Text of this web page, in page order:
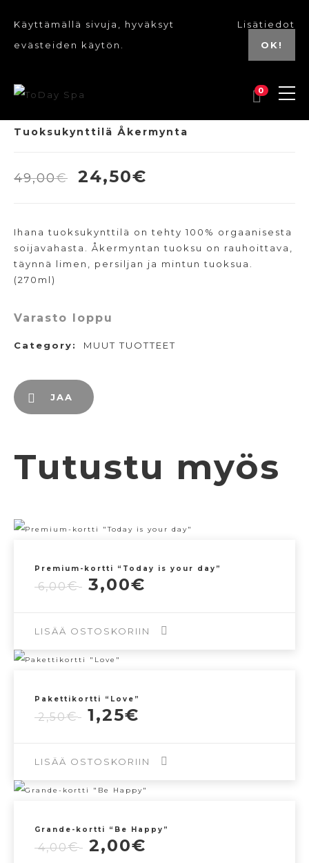
Käyttämällä sivuja, hyväksyt
evästeiden käytön.
Lisätiedot
OK!
0
Tuoksukynttilä Åkermynta
49,00€
Alkuperäinen
49,00€.
24,50€
24,50€.
Ihana tuoksukynttilä on tehty 100% orgaanisesta
soijavahasta. Åkermyntan tuoksu on rauhoittava,
täynnä limen, persiljan ja mintun tuoksua.
(270ml)
Varasto loppu
Category: MUUT TUOTTEET
JAA
Tutustu myös
Premium-kortti “Today is your day”
6,00€
Alkuperäinen
6,00€.
3,00€
3,00€.
LISÄÄ OSTOSKORIIN
Pakettikortti “Love”
2,50€
Alkuperäinen
2,50€.
1,25€
1,25€.
LISÄÄ OSTOSKORIIN
Grande-kortti “Be Happy”
4,00€
Alkuperäinen
2,00€